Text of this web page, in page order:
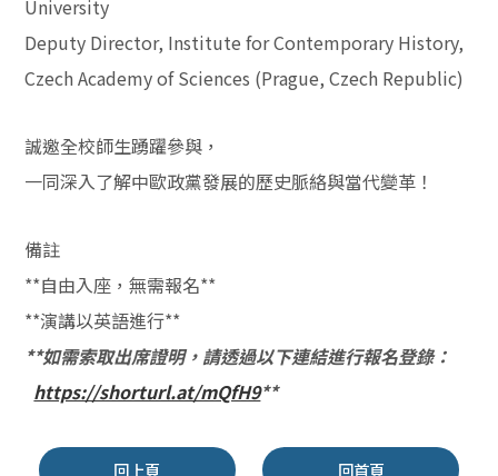
University
Deputy Director, Institute for Contemporary History,
Czech Academy of Sciences (Prague, Czech Republic)
誠邀全校師生踴躍參與，
一同深入了解中歐政黨發展的歷史脈絡與當代變革！
備註
**自由入座，無需報名**
**演講以英語進行**
**如需索取出席證明，請透過以下連結進行報名登錄：
https://shorturl.at/mQfH9**
回上頁 回首頁